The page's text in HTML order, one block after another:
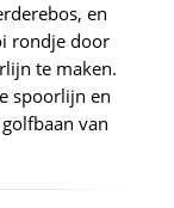
en
rondje door
te maken.
spoorlijn en
van